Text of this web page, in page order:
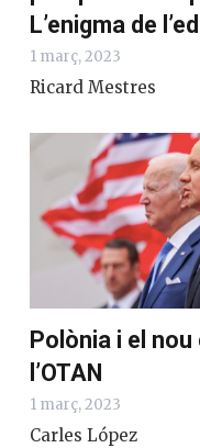
L’enigma de
1 març, 2023
Ricard Mestres
Polònia i el
l’OTAN
1 març, 2023
Carles López